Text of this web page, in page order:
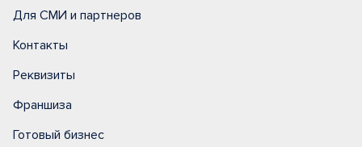
Для СМИ и партнеров
Контакты
Реквизиты
Франшиза
Готовый бизнес